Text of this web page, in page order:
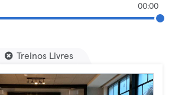
00:00
Treinos Livres